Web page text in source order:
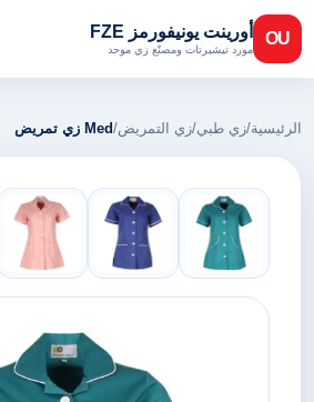
OU أورينت يونيفورمز FZE
مورد تيشيرتات ومصنّع زي موحد
الرئيسية/زي طبي/زي التمريض/Med زي تمريض